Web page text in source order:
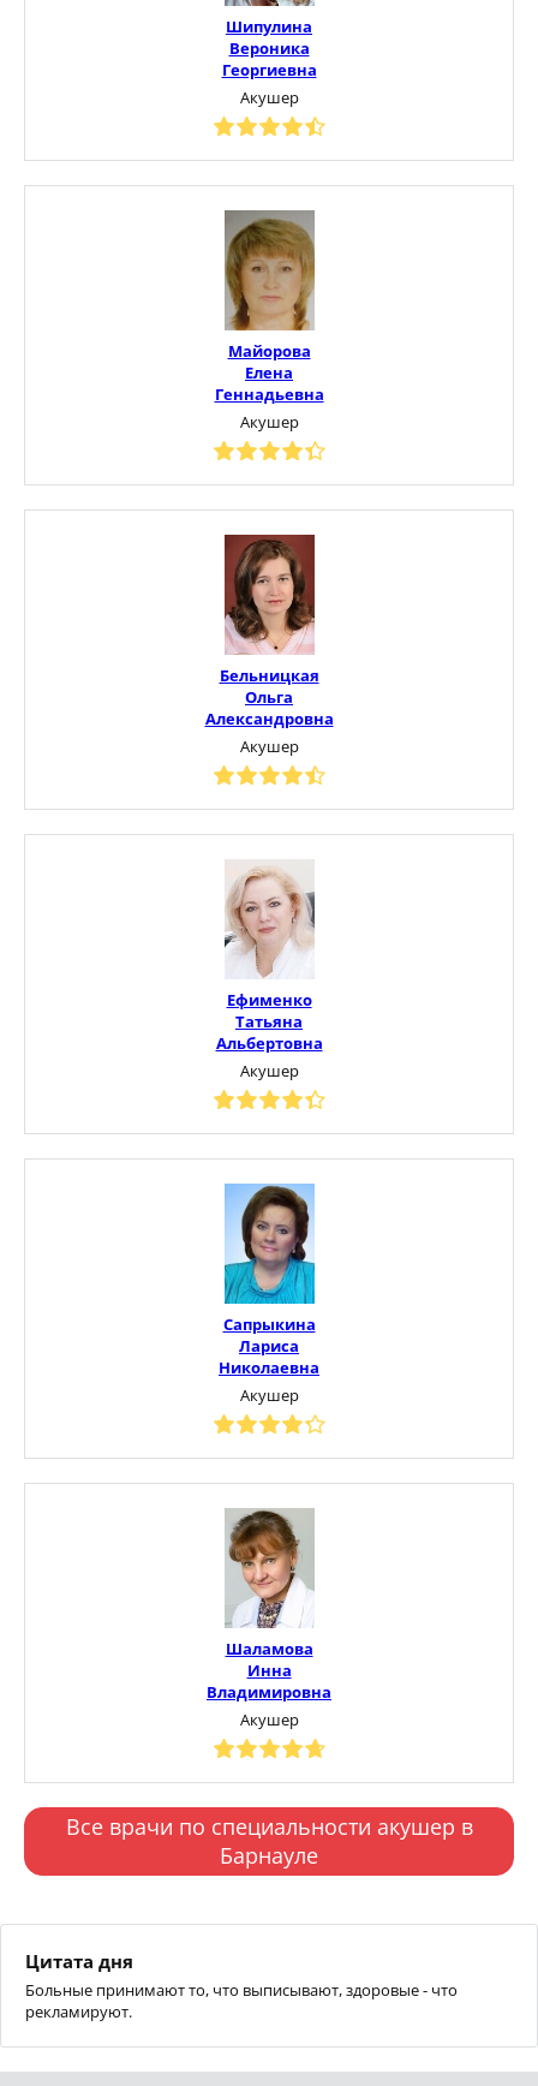
Шипулина
Вероника
Георгиевна
Акушер
Майорова
Елена
Геннадьевна
Акушер
Бельницкая
Ольга
Александровна
Акушер
Ефименко
Татьяна
Альбертовна
Акушер
Сапрыкина
Лариса
Николаевна
Акушер
Шаламова
Инна
Владимировна
Акушер
Все врачи по специальности акушер в
Барнауле
Цитата дня
Больные принимают то, что выписывают, здоровые - что
рекламируют.